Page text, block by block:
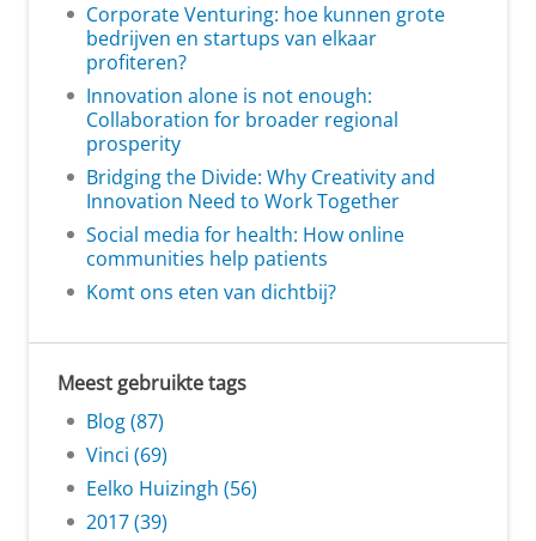
Corporate Venturing: hoe kunnen grote
bedrijven en startups van elkaar
profiteren?
Innovation alone is not enough:
Collaboration for broader regional
prosperity
Bridging the Divide: Why Creativity and
Innovation Need to Work Together
Social media for health: How online
communities help patients
Komt ons eten van dichtbij?
Meest gebruikte tags
Blog (87)
Vinci (69)
Eelko Huizingh (56)
2017 (39)